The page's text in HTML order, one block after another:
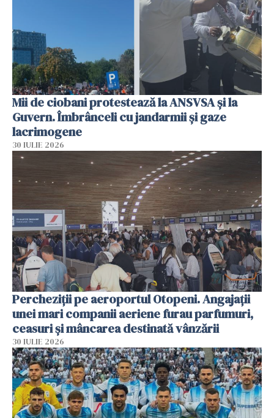
Mii de ciobani protestează la ANSVSA și la
Guvern. Îmbrânceli cu jandarmii și gaze
lacrimogene
30 IULIE 2026
Percheziții pe aeroportul Otopeni. Angajații
unei mari companii aeriene furau parfumuri,
ceasuri și mâncarea destinată vânzării
30 IULIE 2026